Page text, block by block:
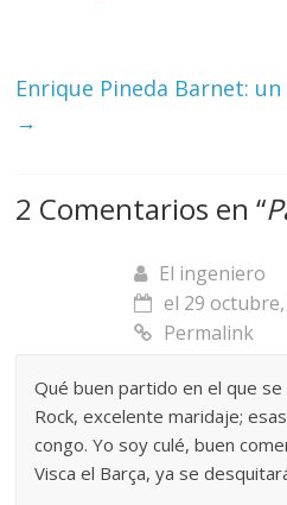
Enrique Pineda Barnet:
→
2 Comentarios en “
El ingeniero
el 29
Permalink
Qué buen partido en el que
Rock, excelente maridaje;
congo. Yo soy culé, buen
Visca el Barça, ya se